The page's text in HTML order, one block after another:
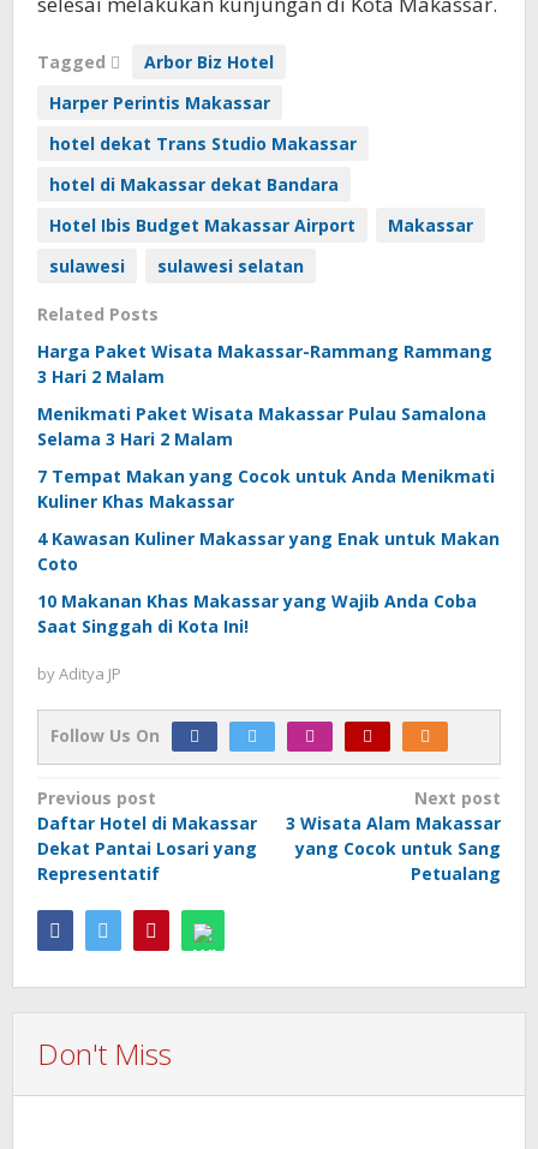
Tagged
Arbor Biz Hotel
Harper Perintis Makassar
hotel dekat Trans Studio Makassar
hotel di Makassar dekat Bandara
Hotel Ibis Budget Makassar Airport
Makassar
sulawesi
sulawesi selatan
Related Posts
Harga Paket Wisata Makassar-Rammang Rammang
3 Hari 2 Malam
Menikmati Paket Wisata Makassar Pulau Samalona
Selama 3 Hari 2 Malam
7 Tempat Makan yang Cocok untuk Anda Menikmati
Kuliner Khas Makassar
4 Kawasan Kuliner Makassar yang Enak untuk Makan
Coto
10 Makanan Khas Makassar yang Wajib Anda Coba
Saat Singgah di Kota Ini!
byAditya JP
Follow Us On
Post
navigation
Previous post
Daftar Hotel di Makassar
Dekat Pantai Losari yang
Representatif
Next post
3 Wisata Alam Makassar
yang Cocok untuk Sang
Petualang
Don't Miss